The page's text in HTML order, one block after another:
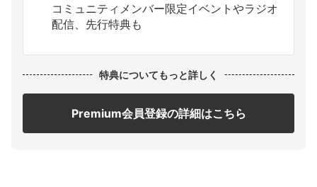
コミュニティメンバー限定イベントやラジオ
配信、先行特典も
特典についてもっと詳しく
Premium会員登録の詳細はこちら